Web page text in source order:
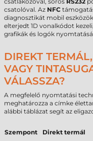
csatolóval. Az NFC
diagnosztikát mobil
elterjedt 1D vonalkódot
grafikák és logók
DIREKT
VAGY
VÁLASSZA?
A megfelelő nyomtatási
meghatározza a címke
alábbi táblázat segít az
Szempont Direkt termál